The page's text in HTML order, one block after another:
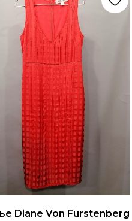
Diane Von Furstenberg